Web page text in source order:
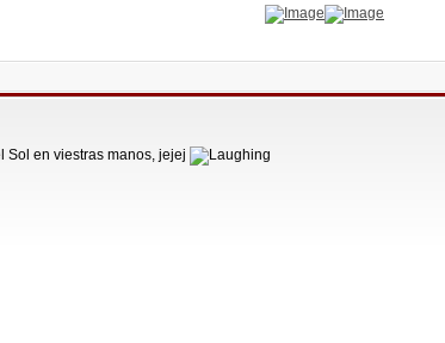
Sol en viestras manos, jejej